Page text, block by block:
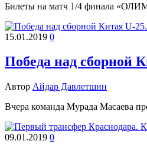
Билеты на матч 1/4 финала
15.01.2019 0
Победа над сборной
Автор Айдар Давлетшин
Вчера команда Мурада Масаева
09.01.2019 0